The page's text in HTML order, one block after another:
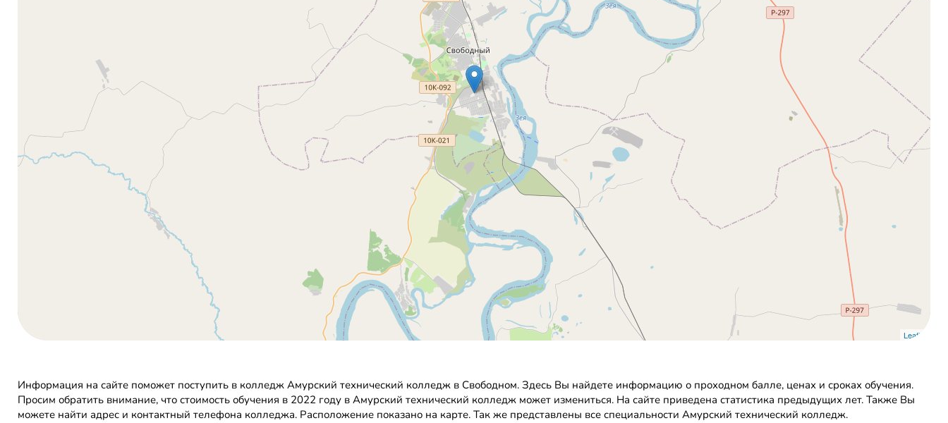
Leaflet
Информация на сайте поможет поступить в колледж Амурский технический колледж в Свободном. Здесь Вы найдете информацию о проходном балле, ценах и сроках обучения.
Просим обратить внимание, что стоимость обучения в 2022 году в Амурский технический колледж может измениться. На сайте приведена статистика предыдущих лет. Также Вы
можете найти адрес и контактный телефона колледжа. Расположение показано на карте. Так же представлены все специальности Амурский технический колледж.